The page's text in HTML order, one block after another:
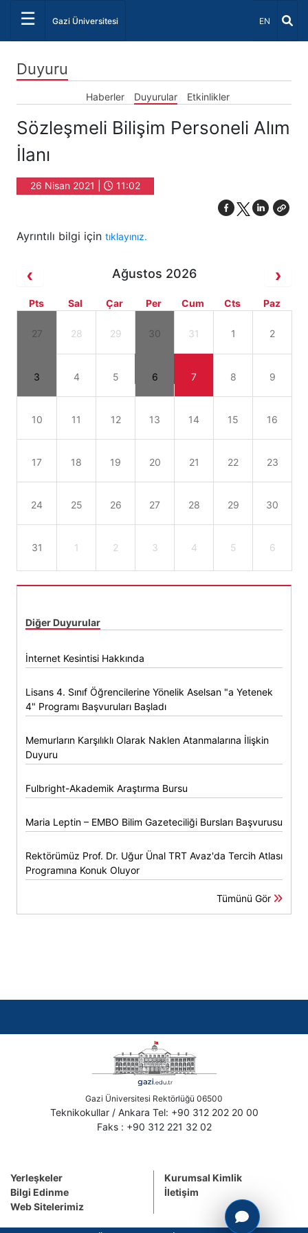
☰ Gazi Üniversitesi Dil Seçiniz
EN
Duyuru
Haberler Duyurular Etkinlikler
Sözleşmeli Bilişim Personeli Alım
İlanı
26 Nisan 2021 | 11:02
Ayrıntılı bilgi için tıklayınız.
Ağustos 2026
Pts Sal Çar Per Cum Cts Paz
27 28 29 30 31 1 2
3 4 5 6 7 8 9
10 11 12 13 14 15 16
17 18 19 20 21 22 23
24 25 26 27 28 29 30
31 1 2 3 4 5 6
Diğer Duyurular
İnternet Kesintisi Hakkında
Lisans 4. Sınıf Öğrencilerine Yönelik Aselsan "a Yetenek
4" Programı Başvuruları Başladı
Memurların Karşılıklı Olarak Naklen Atanmalarına İlişkin
Duyuru
Fulbright-Akademik Araştırma Bursu
Maria Leptin – EMBO Bilim Gazeteciliği Bursları Başvurusu
Rektörümüz Prof. Dr. Uğur Ünal TRT Avaz'da Tercih Atlası
Programına Konuk Oluyor
Tümünü Gör
Gazi Üniversitesi Rektörlüğü 06500
Teknikokullar / Ankara Tel: +90 312 202 20 00
Faks : +90 312 221 32 02
Yerleşkeler
Bilgi Edinme
Web Sitelerimiz
Kurumsal Kimlik
İletişim